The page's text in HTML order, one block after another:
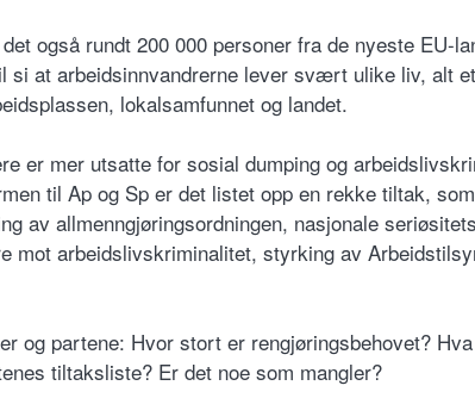
også rundt 200 000 personer fra de nyeste EU-
si at arbeidsinnvandrerne lever svært ulike liv, alt
lokalsamfunnet og landet.
er mer utsatte for sosial dumping og
til Ap og Sp er det listet opp en rekke tiltak,
av allmenngjøringsordningen, nasjonale
mot arbeidslivskriminalitet, styrking av
og partene: Hvor stort er rengjøringsbehovet?
tiltaksliste? Er det noe som mangler?